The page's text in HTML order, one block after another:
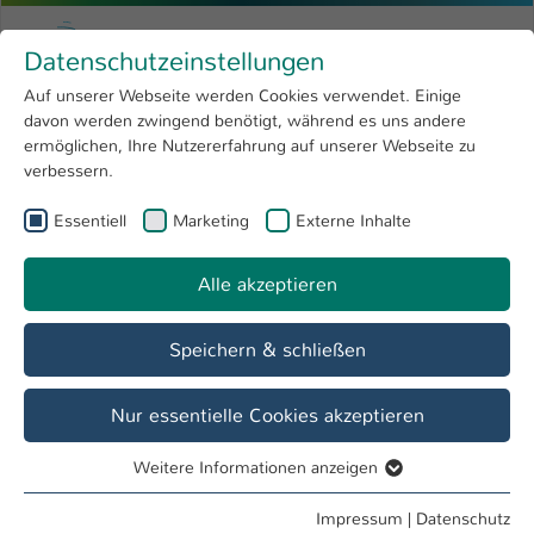
Menu
Forschung 4
Open submenu
Hochschule
International
Zum Hauptinhalt springen
Hochschule Kaiserslautern
Sie sind hier:
Student Life Cycle
Referat Student Life Cycle
Übersicht Vor dem Studium Im Studium
Veranstaltungen des Referats Student Life
07. August - 31. Dezember
Datenschutzeinstellungen
Auf unserer Webseite werden Cookies verwendet. Einige
davon werden zwingend benötigt, während es uns andere
ermöglichen, Ihre Nutzererfahrung auf unserer Webseite zu
verbessern.
Essentiell Marketing Externe Inhalte
Alle akzeptieren
Speichern & schließen
Nur essentielle Cookies akzeptieren
Essentielle Cookies werden für grundlegende Funktionen
Weitere Informationen anzeigen
Impressum | Datenschutz